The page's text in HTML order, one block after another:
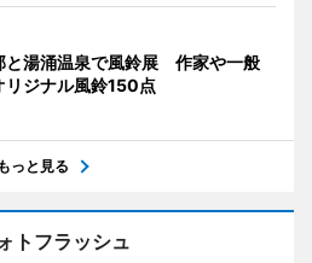
と湯涌温泉で風鈴展 作家や一般
リジナル風鈴150点
もっと見る
トフラッシュ